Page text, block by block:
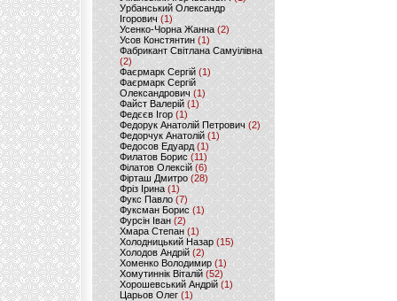
Урбанський Олександр
Ігорович (1)
Усенко-Чорна Жанна (2)
Усов Констянтин(1)
Фабрикант Світлана Самуілівна
(2)
Фаєрмарк Сергій(1)
Фаєрмарк Сергій
Олександрович (1)
Файст Валерій(1)
Федєєв Ігор (1)
Федорук Анатолій Петрович (2)
Федорчук Анатолій (1)
Федосов Едуард (1)
Филатов Борис (11)
Філатов Олексій (6)
Фірташ Дмитро (28)
Фріз Ірина (1)
Фукс Павло (7)
Фуксман Борис (1)
Фурсін Іван (2)
Хмара Степан(1)
Холодницький Назар(15)
Холодов Андрій (2)
Хоменко Володимир (1)
Хомутиннік Віталій (52)
Хорошевський Андрій (1)
Царьов Олег (1)